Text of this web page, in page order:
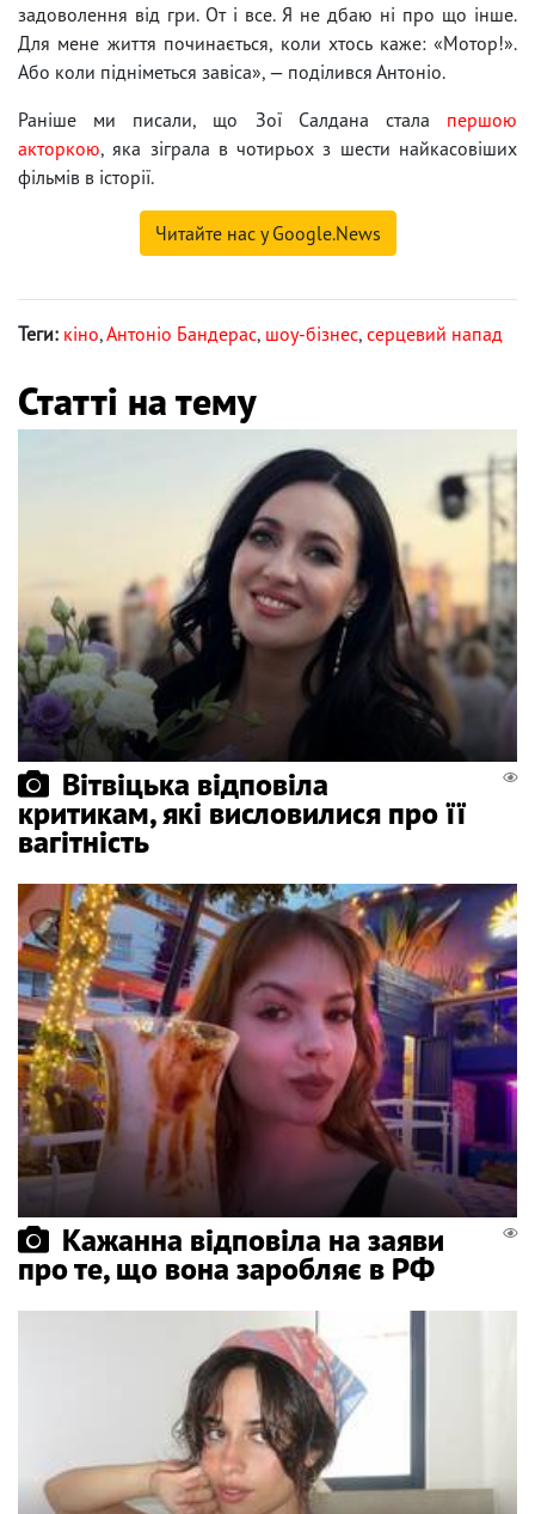
задоволення від гри. От і все. Я не дбаю ні про що інше.
Для мене життя починається, коли хтось каже: «Мотор!».
Або коли підніметься завіса», — поділився Антоніо.
Раніше ми писали, що Зої Салдана стала першою
акторкою, яка зіграла в чотирьох з шести найкасовіших
фільмів в історії.
Читайте нас у Google.News
Теги: кіно,Антоніо Бандерас, шоу-бізнес, серцевий напад
Статті на тему
Вітвіцька відповіла
критикам, які висловилися про її
вагітність
Кажанна відповіла на заяви
про те, що вона заробляє в РФ